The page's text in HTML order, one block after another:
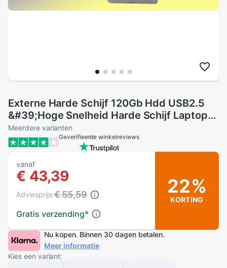
Externe Harde Schijf 120Gb Hdd USB2.5
&#39;Hoge Snelheid Harde Schijf Laptop
Desktop Hd Externo 250G Disco duro
Externo
Meerdere varianten
Geverifieerde winkelreviews
vanaf
€ 43,39
Gratis verzending*
Adviesprijs:€ 55,59 22%
KORTING
Nu kopen. Binnen 30 dagen betalen.
Meer informatie
Kies een variant: